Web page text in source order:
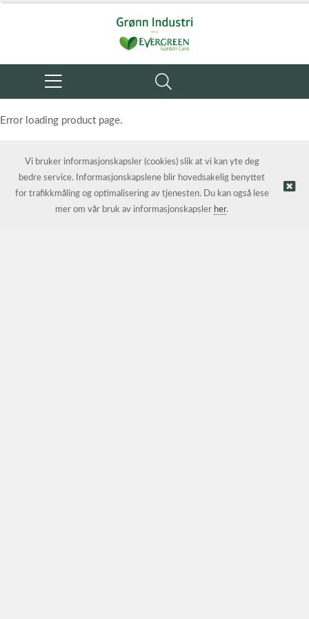
Error loading product page.
© Grønn Industri AS | Nettbutikk levert avKréatif AS
Vi bruker informasjonskapsler (cookies) slik at vi kan yte deg
bedre service. Informasjonskapslene blir hovedsakelig benyttet
for trafikkmåling og optimalisering av tjenesten. Du kan også lese
mer om vår bruk av informasjonskapsler her.